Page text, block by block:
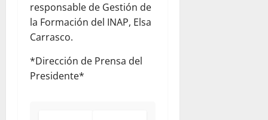
responsable de Gestión de
la Formación del INAP, Elsa
Carrasco.
*Dirección de Prensa del
Presidente*